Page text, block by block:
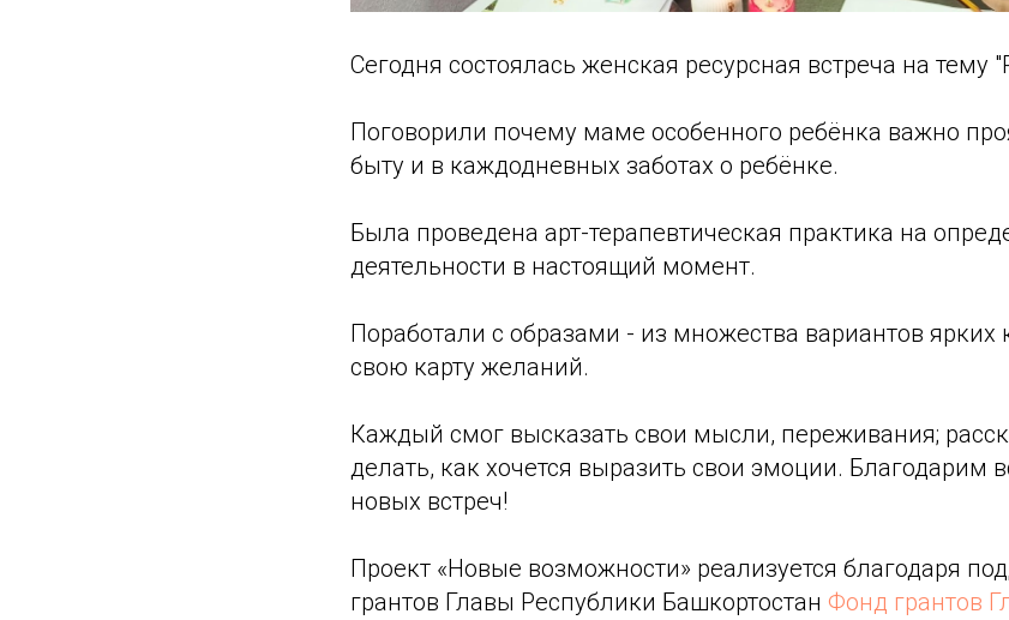
Сегодня состоялась женская ресурсная встреча на тему
Поговорили почему маме особенного ребёнка важно
быту и в каждодневных заботах о ребёнке.
Была проведена арт-терапевтическая практика на
деятельности в настоящий момент.
Поработали с образами - из множества вариантов ярких
свою карту желаний.
Каждый смог высказать свои мысли, переживания;
делать, как хочется выразить свои эмоции. Благодарим
новых встреч!
Проект «Новые возможности» реализуется благодаря
грантов Главы Республики Башкортостан Фонд грантов